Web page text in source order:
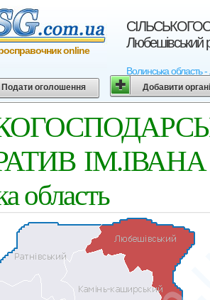
Любешівський
Волинська
online
Подати оголошення Добавити
IМ.IВАНА
область